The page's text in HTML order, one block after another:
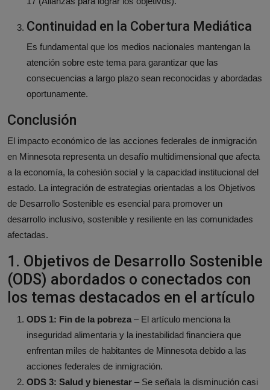
Continuidad en la Cobertura Mediática
Es fundamental que los medios nacionales mantengan la
atención sobre este tema para garantizar que las
consecuencias a largo plazo sean reconocidas y abordadas
oportunamente.
Conclusión
El impacto económico de las acciones federales de inmigración
en Minnesota representa un desafío multidimensional que afecta
a la economía, la cohesión social y la capacidad institucional del
estado. La integración de estrategias orientadas a los Objetivos
de Desarrollo Sostenible es esencial para promover un
desarrollo inclusivo, sostenible y resiliente en las comunidades
afectadas.
1. Objetivos de Desarrollo Sostenible
(ODS) abordados o conectados con
los temas destacados en el artículo
ODS 1: Fin de la pobreza – El artículo menciona la
inseguridad alimentaria y la inestabilidad financiera que
enfrentan miles de habitantes de Minnesota debido a las
acciones federales de inmigración.
ODS 3: Salud y bienestar – Se señala la disminución casi